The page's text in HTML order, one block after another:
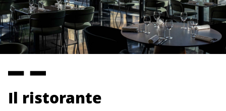
Il ristorante